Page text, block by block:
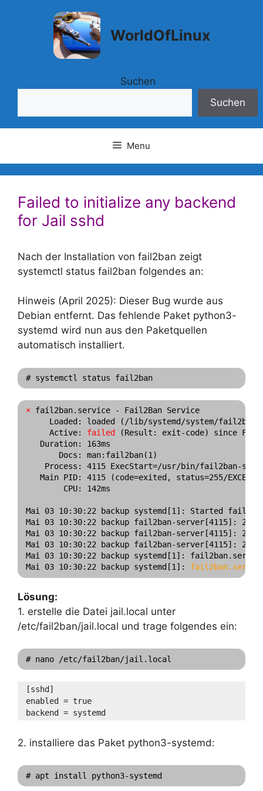
WorldOfLinux
Suchen
Suchen
Menu
Failed to initialize any backend
for Jail sshd
Nach der Installation von fail2ban zeigt
systemctl status fail2ban folgendes an:
Hinweis (April 2025): Dieser Bug wurde aus
Debian entfernt. Das fehlende Paket python3-
systemd wird nun aus den Paketquellen
automatisch installiert.
# systemctl status fail2ban
× fail2ban.service - Fail2Ban Service
Loaded: loaded (/lib/systemd/system/
     Active:
failed (Result: exit-code) since Fri
   Duration: 163ms
       Docs: man:fail2ban(1)
Process: 4115 ExecStart=/usr/bin/fail2ban-
Main PID: 4115 (code=exited, status=255/
        CPU: 142ms
Mai 03 10:30:22 backup systemd[1]: Started
Mai 03 10:30:22 backup fail2ban-server[4115]:
Mai 03 10:30:22 backup fail2ban-server[4115]:
Mai 03 10:30:22 backup fail2ban-server[4115]:
Mai 03 10:30:22 backup systemd[1]:
Mai 03 10:30:22 backup systemd[1]:
Lösung:
1. erstelle die Datei jail.local unter
/etc/fail2ban/jail.local und trage folgendes ein:
# nano /etc/fail2ban/jail.local
[sshd]
enabled = true
backend = systemd
2. installiere das Paket python3-systemd:
# apt install python3-systemd